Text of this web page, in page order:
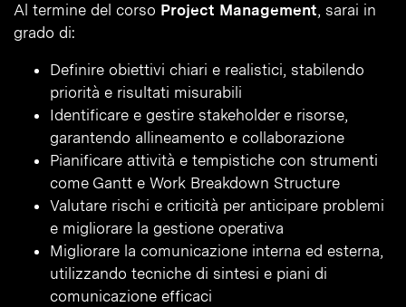
Al termine del corso Project Management, sarai in
grado di:
Definire obiettivi chiari e realistici, stabilendo
priorità e risultati misurabili
Identificare e gestire stakeholder e risorse,
garantendo allineamento e collaborazione
Pianificare attività e tempistiche con strumenti
come Gantt e Work Breakdown Structure
Valutare rischi e criticità per anticipare problemi
e migliorare la gestione operativa
Migliorare la comunicazione interna ed esterna,
utilizzando tecniche di sintesi e piani di
comunicazione efficaci